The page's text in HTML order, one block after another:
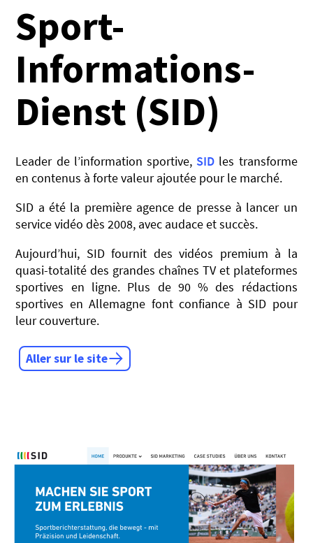
Sport-
Informations-
Dienst (SID)
Leader de l’information sportive, SID les transforme
en contenus à forte valeur ajoutée pour le marché.
SID a été la première agence de presse à lancer un
service vidéo dès 2008, avec audace et succès.
Aujourd’hui, SID fournit des vidéos premium à la
quasi-totalité des grandes chaînes TV et plateformes
sportives en ligne. Plus de 90 % des rédactions
sportives en Allemagne font confiance à SID pour
leur couverture.
Aller sur le site